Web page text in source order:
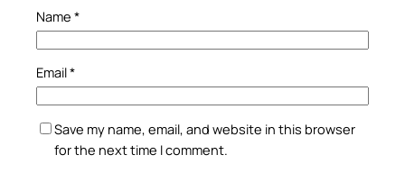
Name *
Email*
Save my name, email, and website in this browser
for the next time I comment.